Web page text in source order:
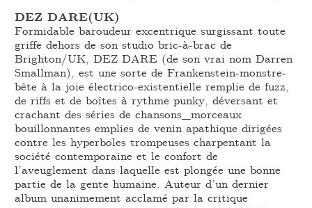
DEZ DARE(UK)
Formidable baroudeur excentrique surgissant toute
griffe dehors de son studio bric-à-brac de
Brighton/UK, DEZ DARE (de son vrai nom Darren
Smallman), est une sorte de Frankenstein-monstre-
bête à la joie électrico-existentielle remplie de fuzz,
de riffs et de boîtes à rythme punky, déversant et
crachant des séries de chansons_morceaux
bouillonnantes emplies de venin apathique dirigées
contre les hyperboles trompeuses charpentant la
société contemporaine et le confort de
l’aveuglement dans laquelle est plongée une bonne
partie de la gente humaine. Auteur d’un dernier
album unanimement acclamé par la critique